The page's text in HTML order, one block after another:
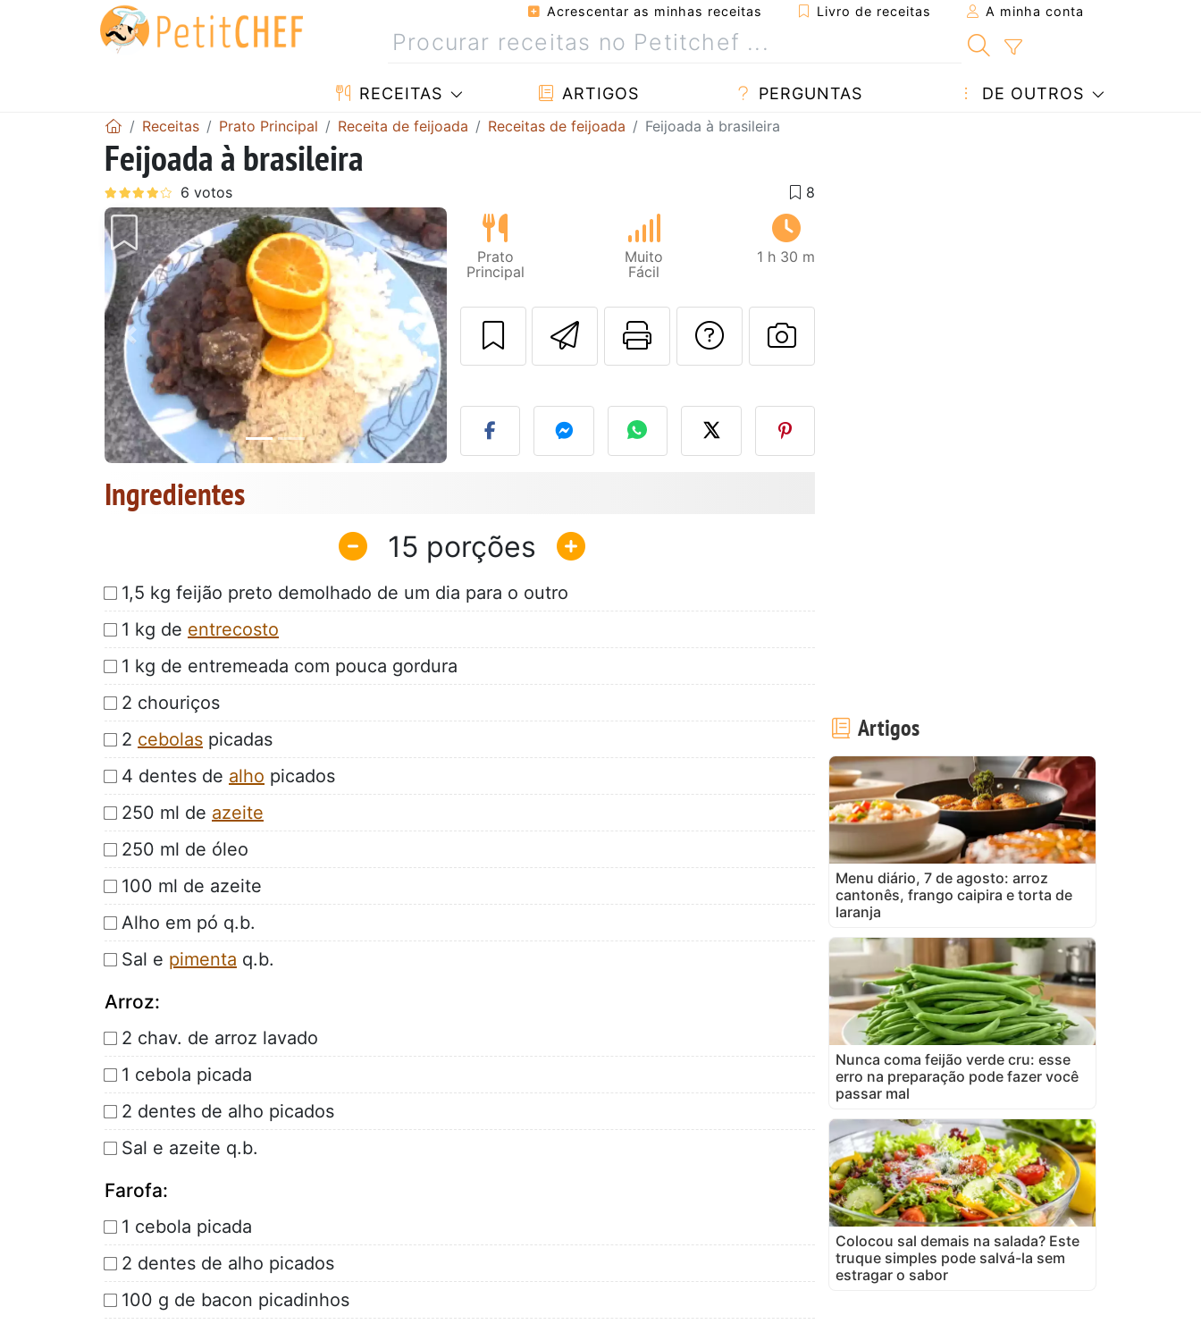
Acrescentar as minhas receitas Livro de receitas A minha conta
RECEITAS ARTIGOS PERGUNTAS DE OUTROS
Receitas Prato Principal Receita de feijoada Receitas de feijoada Feijoada à brasileira
Feijoada à brasileira
Anterior Next
Prato
Principal
Muito
Fácil
1 h 30 m
Enviar esta receita a um amigo
Imprima esta página
Falar com o autor da receita
Fez esta receita? Compartilhe
Ingredientes
15
1,5 kg feijão preto demolhado de um dia para o outro
1 kg de entrecosto
1 kg de entremeada com pouca gordura
2 chouriços
2 cebolas picadas
4 dentes de alho picados
250 ml de azeite
250 ml de óleo
100 ml de azeite
Alho em pó q.b.
Sal e pimenta q.b.
Arroz:
2 chav. de arroz lavado
1 cebola picada
2 dentes de alho picados
Sal e azeite q.b.
Farofa:
1 cebola picada
2 dentes de alho picados
100 g de bacon picadinhos
Artigos
Menu diário, 7 de agosto: arroz
cantonês, frango caipira e torta de
laranja
Nunca coma feijão verde cru: esse
erro na preparação pode fazer você
passar mal
Colocou sal demais na salada? Este
truque simples pode salvá-la sem
estragar o sabor